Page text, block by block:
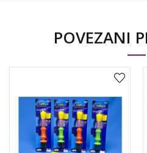
POVEZANI